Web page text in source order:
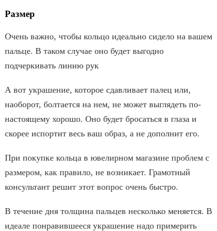
Размер
Очень важно, чтобы кольцо идеально сидело на вашем
пальце. В таком случае оно будет выгодно
подчеркивать линию рук
А вот украшение, которое сдавливает палец или,
наоборот, болтается на нем, не может выглядеть по-
настоящему хорошо. Оно будет бросаться в глаза и
скорее испортит весь ваш образ, а не дополнит его.
При покупке кольца в ювелирном магазине проблем с
размером, как правило, не возникает. Грамотный
консультант решит этот вопрос очень быстро.
В течение дня толщина пальцев несколько меняется. В
идеале понравившееся украшение надо примерить